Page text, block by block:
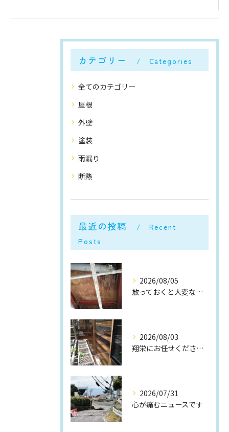
カテゴリー Categories
全てのカテゴリー
屋根
外壁
塗装
雨漏り
断熱
最近の投稿
Recent
Posts
2026/08/05
放っておくと大変なことに...
2026/08/03
翔栄にお任せください！！！
2026/07/31
心が痛むニュースです